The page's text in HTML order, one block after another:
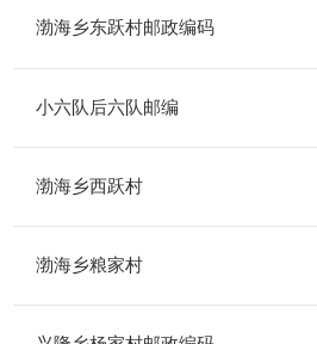
渤海乡东跃村邮政编码
小六队后六队邮编
渤海乡西跃村
渤海乡粮家村